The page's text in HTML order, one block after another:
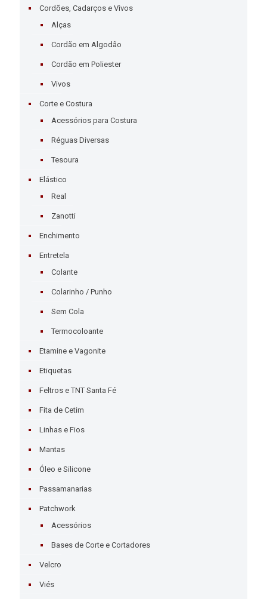
Cordões, Cadarços e Vivos
Alças
Cordão em Algodão
Cordão em Poliester
Vivos
Corte e Costura
Acessórios para Costura
Réguas Diversas
Tesoura
Elástico
Real
Zanotti
Enchimento
Entretela
Colante
Colarinho / Punho
Sem Cola
Termocoloante
Etamine e Vagonite
Etiquetas
Feltros e TNT Santa Fé
Fita de Cetim
Linhas e Fios
Mantas
Óleo e Silicone
Passamanarias
Patchwork
Acessórios
Bases de Corte e Cortadores
Velcro
Viés